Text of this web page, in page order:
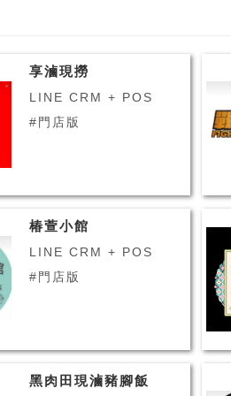
享滷現撈
LINE CRM + POS
#門店版
椿萱小館
LINE CRM + POS
#門店版
黑肉田現滷豬腳飯